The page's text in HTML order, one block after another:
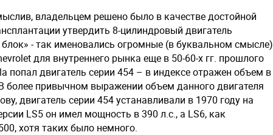
владельцем решено было в качестве достойной
утвердить 8-цилиндровый двигатель
блок» - так именовались огромные (в буквальном смысле)
для внутреннего рынка еще в 50-60-х гг. прошлого
попал двигатель серии 454 – в индексе отражен объем в
более привычном выражении объем данного двигателя
двигатель серии 454 устанавливали в 1970 году на
LS5 он имел мощность в 390 л.с., а LS6, как
хотя таких было немного.